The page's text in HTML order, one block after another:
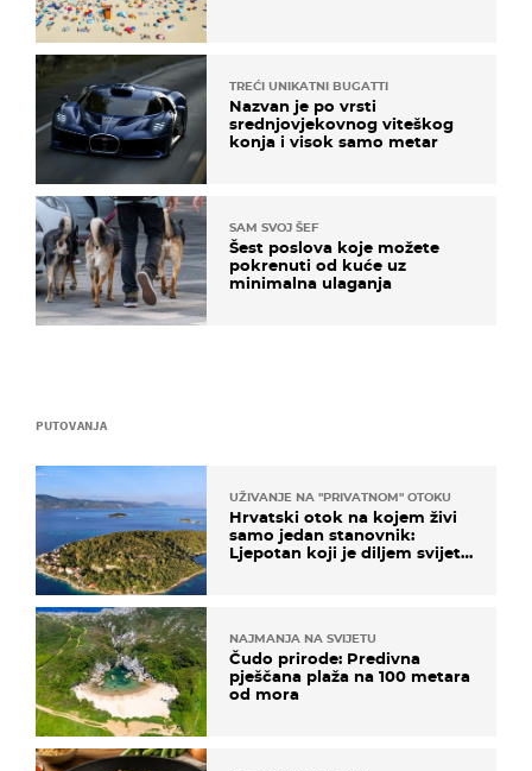
PUTOVANJA
UŽIVANJE NA "PRIVATNOM" OTOKU
Hrvatski otok na kojem živi
samo jedan stanovnik:
Ljepotan koji je diljem svijeta
NAJMANJA NA SVIJETU
Čudo prirode: Predivna
pješčana plaža na 100 metara
od mora
TREĆI UNIKATNI BUGATTI
Nazvan je po vrsti
srednjovjekovnog viteškog
konja i visok samo metar
SAM SVOJ ŠEF
Šest poslova koje možete
pokrenuti od kuće uz
minimalna ulaganja